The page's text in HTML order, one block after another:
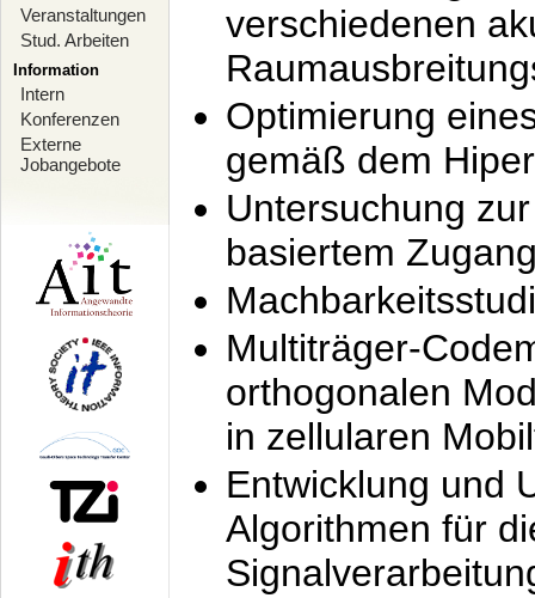
Veranstaltungen
Stud. Arbeiten
Information
Intern
Konferenzen
Externe
Jobangebote
verschiedenen
Optimierung
gemäß dem
Untersuchung
basiertem
Multiträger-
orthogonalen
in zellularen
Entwicklung und
Algorithmen für